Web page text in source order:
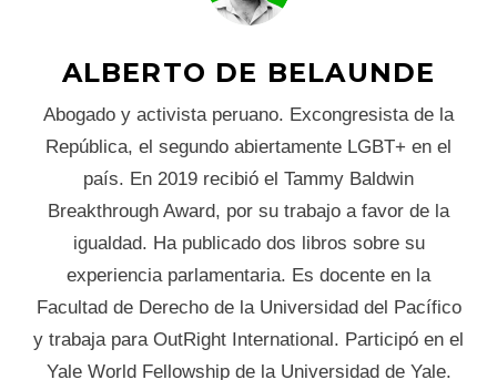
ALBERTO DE BELAUNDE
Abogado y activista peruano. Excongresista de la
República, el segundo abiertamente LGBT+ en el
país. En 2019 recibió el Tammy Baldwin
Breakthrough Award, por su trabajo a favor de la
igualdad. Ha publicado dos libros sobre su
experiencia parlamentaria. Es docente en la
Facultad de Derecho de la Universidad del Pacífico
y trabaja para OutRight International. Participó en el
Yale World Fellowship de la Universidad de Yale.